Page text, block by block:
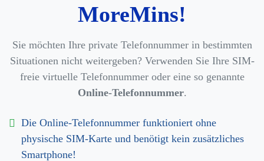
MoreMins!
Sie möchten Ihre private Telefonnummer in bestimmten
Situationen nicht weitergeben? Verwenden Sie Ihre SIM-
freie virtuelle Telefonnummer oder eine so genannte
Online-Telefonnummer.
Die Online-Telefonnummer funktioniert ohne
physische SIM-Karte und benötigt kein zusätzliches
Smartphone!